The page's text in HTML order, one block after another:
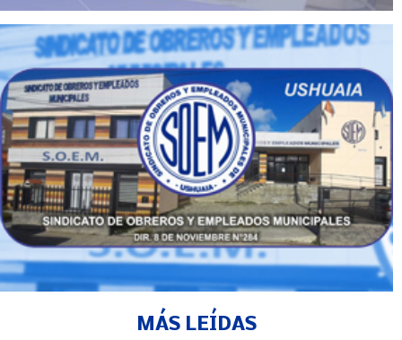
MÁS LEÍDAS